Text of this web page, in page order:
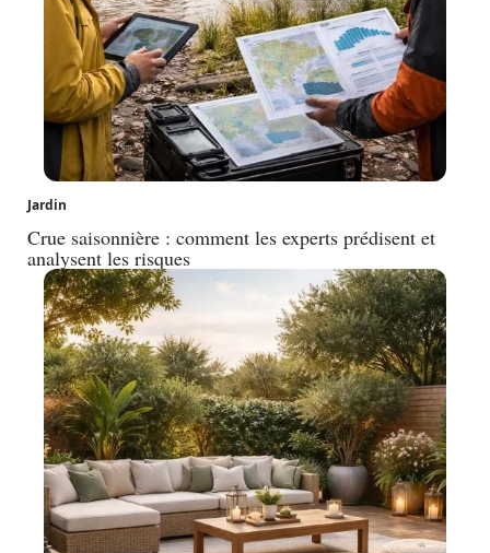
Jardin
Crue saisonnière : comment les experts prédisent et
analysent les risques